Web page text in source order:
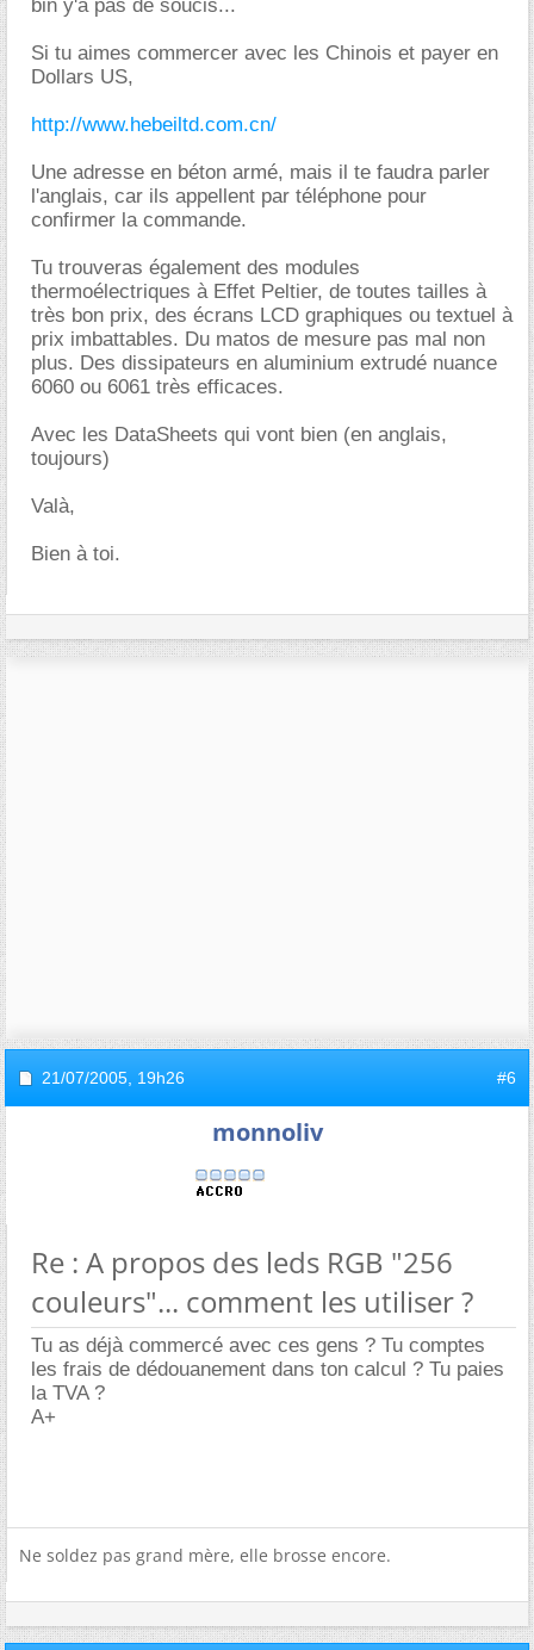
bin y'a pas de soucis...
Si tu aimes commercer avec les Chinois et payer en
Dollars US,
http://www.hebeiltd.com.cn/
Une adresse en béton armé, mais il te faudra parler
l'anglais, car ils appellent par téléphone pour
confirmer la commande.
Tu trouveras également des modules
thermoélectriques à Effet Peltier, de toutes tailles à
très bon prix, des écrans LCD graphiques ou textuel à
prix imbattables. Du matos de mesure pas mal non
plus. Des dissipateurs en aluminium extrudé nuance
6060 ou 6061 très efficaces.
Avec les DataSheets qui vont bien (en anglais,
toujours)
Valà,
Bien à toi.
21/07/2005, 19h26 #6
monnoliv
Re : A propos des leds RGB "256
couleurs"... comment les utiliser ?
Tu as déjà commercé avec ces gens ? Tu comptes
les frais de dédouanement dans ton calcul ? Tu paies
la TVA ?
A+
Ne soldez pas grand mère, elle brosse encore.